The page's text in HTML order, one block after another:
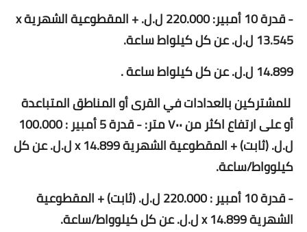
- قدرة 10 أمبير: 220.000 ل.ل. + المقطوعية الشهرية x
13.545 ل.ل. عن كل كيلواط ساعة.
14.899 ل.ل. عن كل كيلواط ساعة .
للمشتركين بالعدادات في القرى أو المناطق المتباعدة
أو على ارتفاع اكثر من ٧٠٠ متر: - قدرة 5 أمبير : 100.000
ل.ل. (ثابت) + المقطوعية الشهرية x 14.899 ل.ل. عن كل
كيلوواط/ساعة.
- قدرة 10 أمبير : 220.000 ل.ل. (ثابت) + المقطوعية
الشهرية x 14.899 ل.ل. عن كل كيلوواط/ساعة.